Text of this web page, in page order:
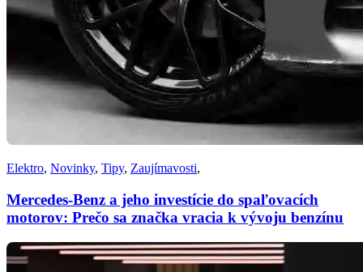
Elektro, Novinky, Tipy, Zaujímavosti,
Mercedes-Benz a jeho investície do spaľovacích
motorov: Prečo sa značka vracia k vývoju benzínu